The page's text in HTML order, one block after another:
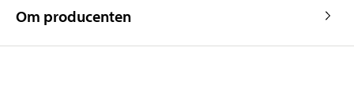
Om producenten